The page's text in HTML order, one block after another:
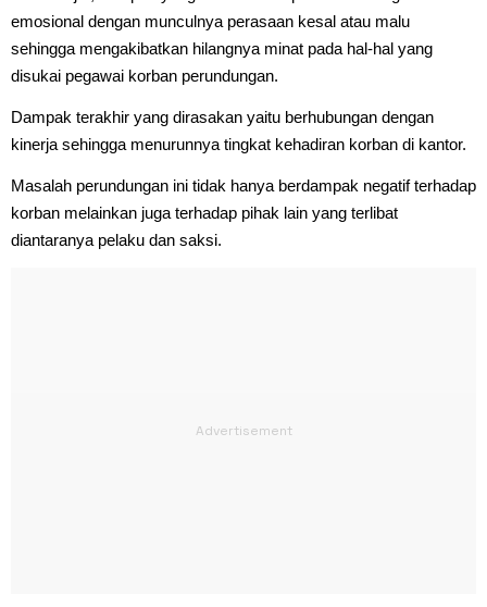
emosional dengan munculnya perasaan kesal atau malu
sehingga mengakibatkan hilangnya minat pada hal-hal yang
disukai pegawai korban perundungan.
Dampak terakhir yang dirasakan yaitu berhubungan dengan
kinerja sehingga menurunnya tingkat kehadiran korban di kantor.
Masalah perundungan ini tidak hanya berdampak negatif terhadap
korban melainkan juga terhadap pihak lain yang terlibat
diantaranya pelaku dan saksi.